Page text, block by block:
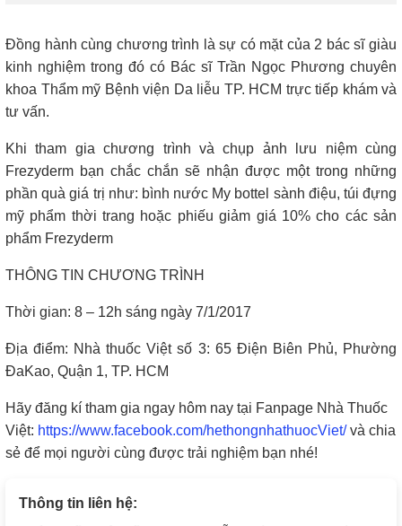
Đồng hành cùng chương trình là sự có mặt của 2 bác sĩ giàu
kinh nghiệm trong đó có Bác sĩ Trần Ngọc Phương chuyên
khoa Thẩm mỹ Bệnh viện Da liễu TP. HCM trực tiếp khám và
tư vấn.
Khi tham gia chương trình và chụp ảnh lưu niệm cùng
Frezyderm bạn chắc chắn sẽ nhận được một trong những
phần quà giá trị như: bình nước My bottel sành điệu, túi đựng
mỹ phẩm thời trang hoặc phiếu giảm giá 10% cho các sản
phẩm Frezyderm
THÔNG TIN CHƯƠNG TRÌNH
Thời gian: 8 – 12h sáng ngày 7/1/2017
Địa điểm: Nhà thuốc Việt số 3: 65 Điện Biên Phủ, Phường
ĐaKao, Quận 1, TP. HCM
Hãy đăng kí tham gia ngay hôm nay tại Fanpage Nhà Thuốc
Việt: https://www.facebook.com/hethongnhathuocViet/và chia
sẻ để mọi người cùng được trải nghiệm bạn nhé!
Thông tin liên hệ: